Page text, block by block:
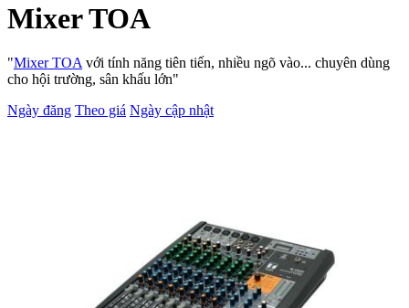
Mixer TOA
"Mixer TOA với tính năng tiên tiến, nhiều ngõ vào... chuyên dùng
cho hội trường, sân khấu lớn"
Ngày đăng Theo giá Ngày cập nhật